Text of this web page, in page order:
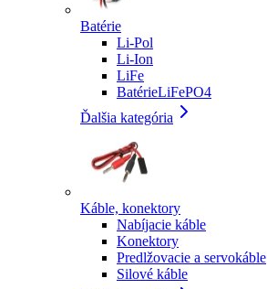
Batérie
Li-Pol
Li-Ion
LiFe
BatérieLiFePO4
Ďalšia kategória
Káble, konektory
Nabíjacie káble
Konektory
Predlžovacie a servokáble
Silové káble